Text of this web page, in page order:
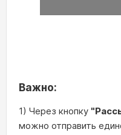
Важно:
1) Через кнопку
можно отправить